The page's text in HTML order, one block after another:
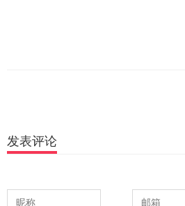
发表评论